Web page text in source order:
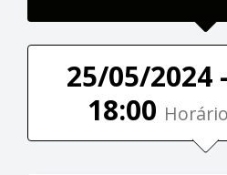
25/05/2024
18:00